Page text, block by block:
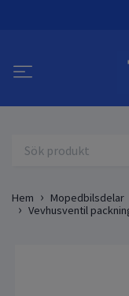
Hem
Mopedbilsdelar
Vevhusventil